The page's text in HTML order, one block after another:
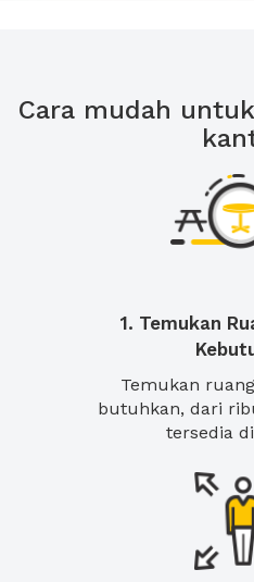
Cara mudah
1. Temukan
Temukan
butuhkan, dari
tersedia di